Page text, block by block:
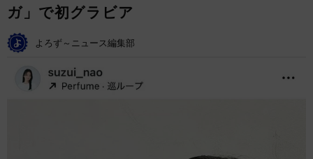
ガ」で初グラビア
よろず～ニュース編集部